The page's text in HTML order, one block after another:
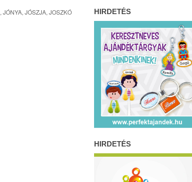
JÓNYA, JÓSZJA, JOSZKÓ
HIRDETÉS
HIRDETÉS